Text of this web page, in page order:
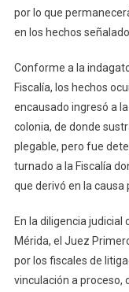
por lo que
en los hechos
Conforme a la
Fiscalía, los hechos
encausado ingresó a
colonia, de donde
plegable, pero fue
turnado a la Fiscalía
que derivó en la causa
En la diligencia judicial
Mérida, el Juez
por los fiscales de
vinculación a proceso,